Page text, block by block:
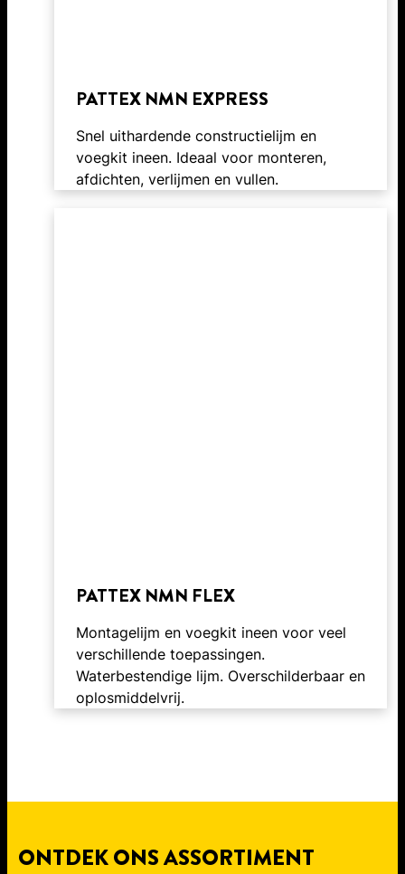
PATTEX NMN EXPRESS
Snel uithardende constructielijm en
voegkit ineen. Ideaal voor monteren,
afdichten, verlijmen en vullen.
PATTEX NMN FLEX
Montagelijm en voegkit ineen voor veel
verschillende toepassingen.
Waterbestendige lijm. Overschilderbaar en
oplosmiddelvrij.
ONTDEK ONS ASSORTIMENT